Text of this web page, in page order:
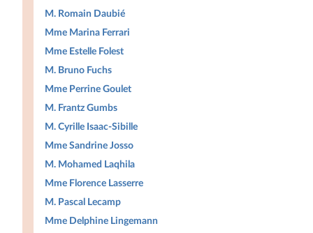
M. Romain Daubié
Mme Marina Ferrari
Mme Estelle Folest
M. Bruno Fuchs
Mme Perrine Goulet
M. Frantz Gumbs
M. Cyrille Isaac-Sibille
Mme Sandrine Josso
M. Mohamed Laqhila
Mme Florence Lasserre
M. Pascal Lecamp
Mme Delphine Lingemann